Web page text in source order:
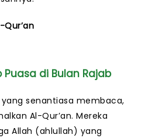
di Bulan Rajab
senantiasa membaca,
Al-Qur’an. Mereka
Allah (ahlullah) yang